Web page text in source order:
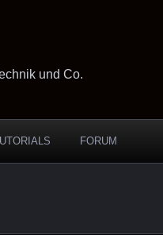
und Co.
FORUM